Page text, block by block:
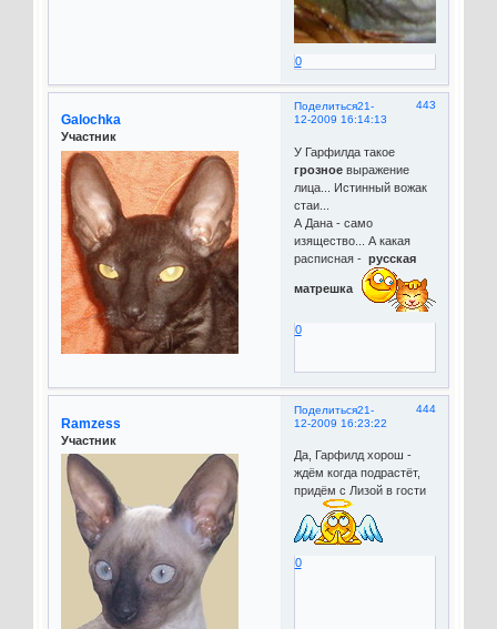
0
Поделиться 443
21-
12-2009 16:14:13
Galochka
Участник
У Гарфилда такое
грозноевыражение
лица... Истинный вожак
стаи...
А Дана - само
изящество... А какая
расписная - русская
матрешка
0
Поделиться 444
21-
12-2009 16:23:22
Ramzess
Участник
Да, Гарфилд хорош -
ждём когда подрастёт,
придём с Лизой в гости
0